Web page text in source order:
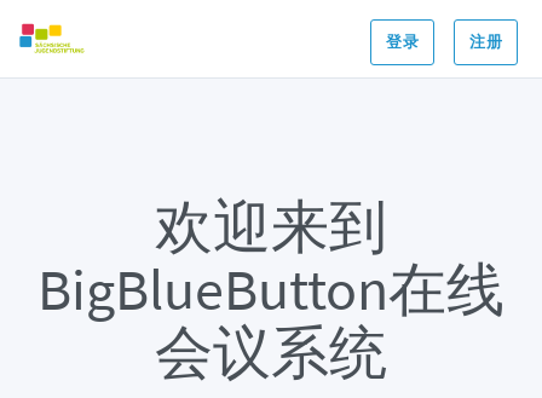
登录 注册
欢迎来到
BigBlueButton在线
会议系统